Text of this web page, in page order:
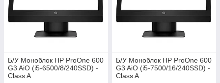
Б/У Моноблок HP ProOne 600
G3 AiO (i5-6500/8/240SSD) -
Class A
Б/У Моноблок HP ProOne 600
G3 AiO (i5-7500/16/240SSD) -
Class A